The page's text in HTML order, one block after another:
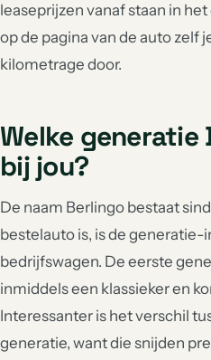
leaseprijzen vanaf staan in
op de pagina van de auto zelf
kilometrage door.
Welke
bij jou?
De naam Berlingo bestaat
bestelauto is, is de generatie-
bedrijfswagen. De eerste
inmiddels een klassieker en
Interessanter is het verschil
generatie, want die snijden